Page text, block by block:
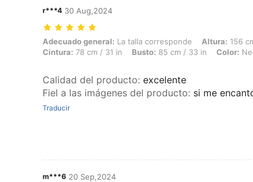
r***4 30 Aug,2024
Adecuado general: La talla corresponde, Altura: 156 cm / 61 in,
Adecuado general: La talla corresponde Altura: 156
Cintura: 78 cm / 31 in Busto: 85 cm / 33 in Color:
Calidad del producto: excelente
Fiel a las imágenes del producto: si me
Traducir
m***6 20 Sep,2024